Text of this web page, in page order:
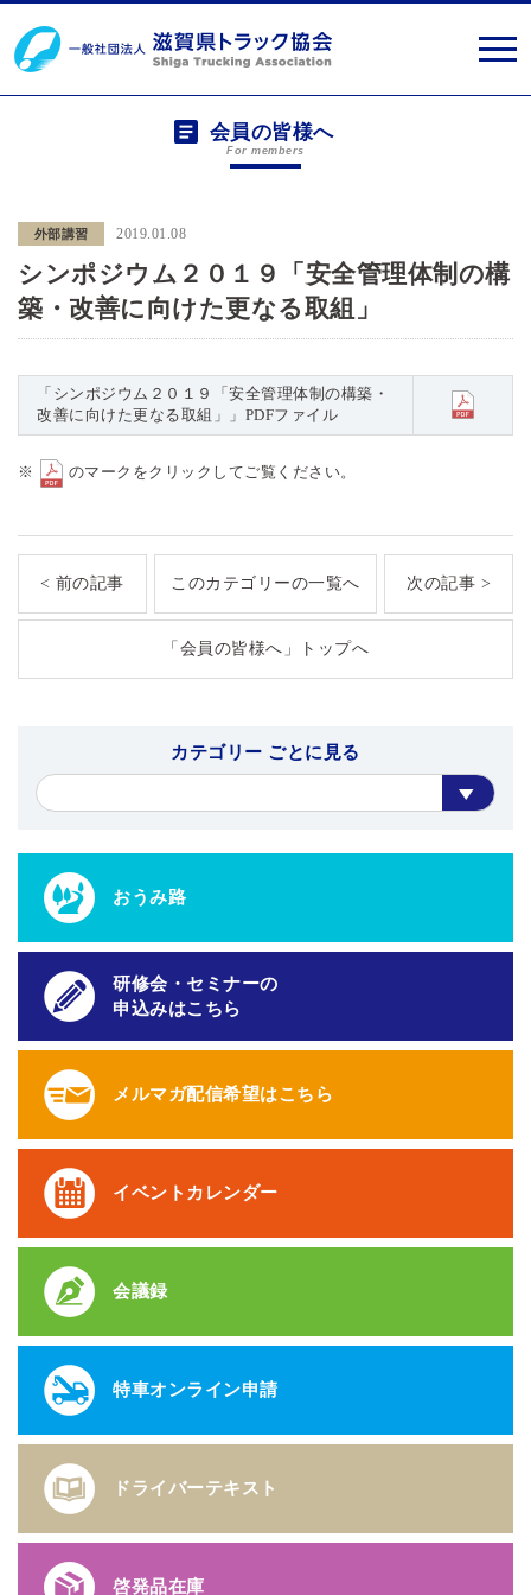
会員の皆様へ
For members
外部講習 2019.01.08
シンポジウム２０１９「安全管理体制の構
築・改善に向けた更なる取組」
「シンポジウム２０１９「安全管理体制の構築・
改善に向けた更なる取組」」PDFファイル
※ のマークをクリックしてご覧ください。
< 前の記事 このカテゴリーの一覧へ 次の記事 >
「会員の皆様へ」トップへ
カテゴリー ごとに見る
おうみ路
研修会・セミナーの
申込みはこちら
メルマガ配信希望はこちら
イベントカレンダー
会議録
特車オンライン申請
ドライバーテキスト
啓発品在庫